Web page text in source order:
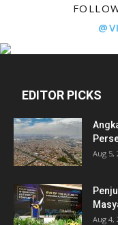
EDITOR PICKS
Aug 5,
Aug 4,